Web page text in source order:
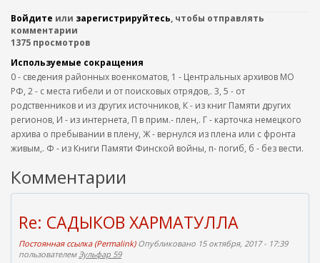
Войдите или зарегистрируйтесь, чтобы отправлять
комментарии
1375 просмотров
Используемые сокращения
0 - сведения районных военкоматов, 1 - Центральных архивов МО
РФ, 2 - с места гибели и от поисковых отрядов,. 3, 5 - от
родственников и из других источников, К - из книг Памяти других
регионов, И - из интернета, П в прим.- плен,. Г - карточка немецкого
архива о пребывании в плену, Ж - вернулся из плена или с фронта
живым,. Ф - из Книги Памяти Финской войны, п- погиб, б - без вести.
Комментарии
Re: САДЫКОВ ХАРМАТУЛЛА
Постоянная ссылка (Permalink)Опубликовано 15 октября, 2017 - 17:39
пользователемЗульфар 59